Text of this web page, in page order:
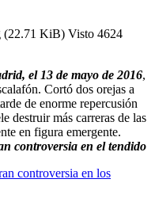
(22.71 KiB) Visto 4624
el 13 de mayo de 2016,
Cortó dos orejas a
de enorme repercusión
destruir más carreras de las
en figura emergente.
controversia en el tendido